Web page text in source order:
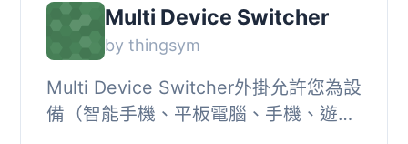
Multi Device Switcher
by thingsym
Multi Device Switcher外掛允許您為設
備（智能手機、平板電腦、手機、遊戲